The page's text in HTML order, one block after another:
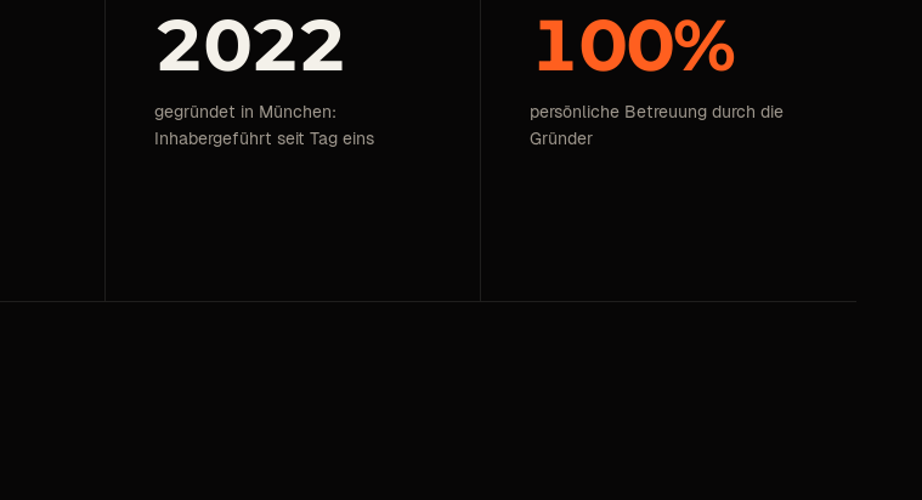
2022
gegründet in München:
Inhabergeführt seit Tag eins
100%
persönliche Betreuung durch die
Gründer